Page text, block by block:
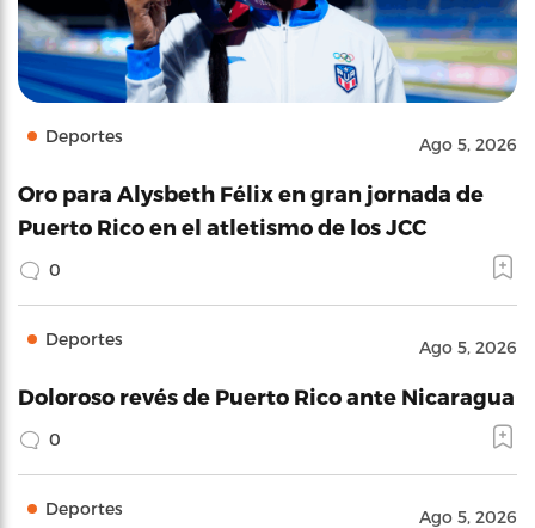
Deportes Ago 5, 2026
Oro para Alysbeth Félix en gran jornada de
Puerto Rico en el atletismo de los JCC
0
Deportes Ago 5, 2026
Doloroso revés de Puerto Rico ante Nicaragua
0
Deportes Ago 5, 2026